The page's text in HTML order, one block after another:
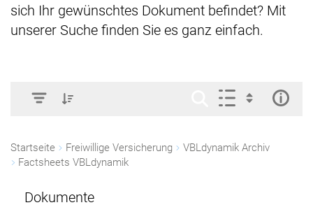
sich Ihr gewünschtes Dokument befindet? Mit
unserer Suche finden Sie es ganz einfach.
Startseite Freiwillige Versicherung
VBLdynamik Archiv
Factsheets VBLdynamik
Dokumente